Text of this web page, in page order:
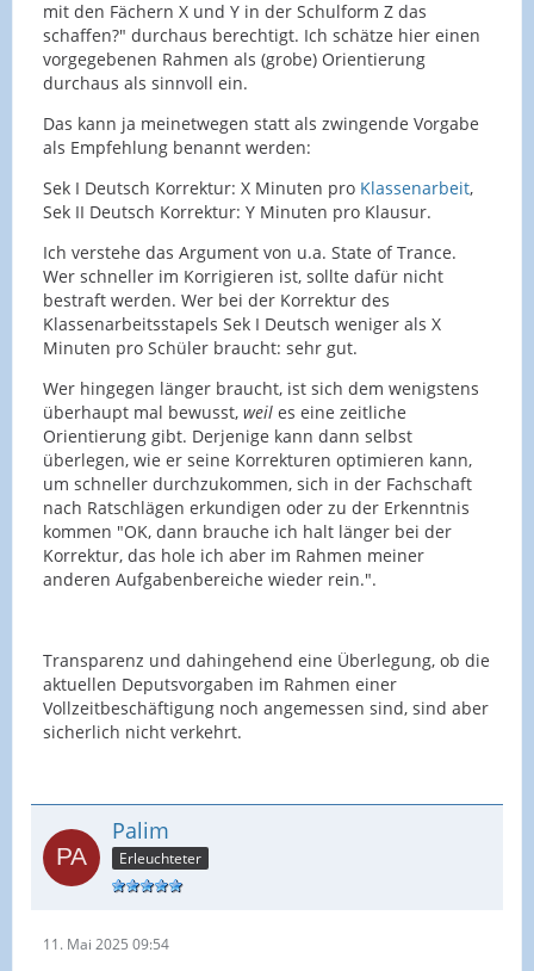
mit den Fächern X und Y in der Schulform Z das
schaffen?" durchaus berechtigt. Ich schätze hier einen
vorgegebenen Rahmen als (grobe) Orientierung
durchaus als sinnvoll ein.
Das kann ja meinetwegen statt als zwingende Vorgabe
als Empfehlung benannt werden:
Sek I Deutsch Korrektur: X Minuten pro Klassenarbeit,
Sek II Deutsch Korrektur: Y Minuten pro Klausur.
Ich verstehe das Argument von u.a. State of Trance.
Wer schneller im Korrigieren ist, sollte dafür nicht
bestraft werden. Wer bei der Korrektur des
Klassenarbeitsstapels Sek I Deutsch weniger als X
Minuten pro Schüler braucht: sehr gut.
Wer hingegen länger braucht, ist sich dem wenigstens
überhaupt mal bewusst, weil es eine zeitliche
Orientierung gibt. Derjenige kann dann selbst
überlegen, wie er seine Korrekturen optimieren kann,
um schneller durchzukommen, sich in der Fachschaft
nach Ratschlägen erkundigen oder zu der Erkenntnis
kommen "OK, dann brauche ich halt länger bei der
Korrektur, das hole ich aber im Rahmen meiner
anderen Aufgabenbereiche wieder rein.".
Transparenz und dahingehend eine Überlegung, ob die
aktuellen Deputsvorgaben im Rahmen einer
Vollzeitbeschäftigung noch angemessen sind, sind aber
sicherlich nicht verkehrt.
Palim
Erleuchteter
11. Mai 2025 09:54